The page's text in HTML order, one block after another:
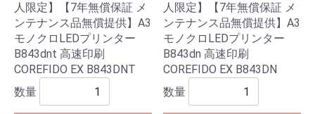
人限定】【7年無償保証 メ
ンテナンス品無償提供】A3
モノクロLEDプリンター
B843dnt 高速印刷
COREFIDO EX B843DNT
数量
人限定】【7年無償保証 メ
ンテナンス品無償提供】A3
モノクロLEDプリンター
B843dn 高速印刷
COREFIDO EX B843DN
数量